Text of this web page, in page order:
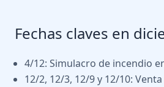
Fechas claves en
4/12: Simulacro de incendio
12/2, 12/3, 12/9 y 12/10: